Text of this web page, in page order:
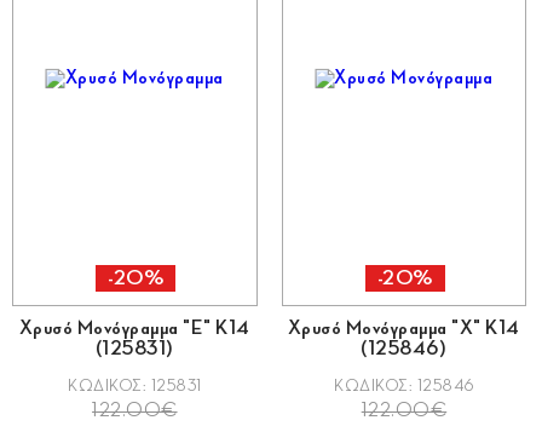
-20%
Χρυσό Μονόγραμμα "Ε" Κ14
(125831)
ΚΩΔΙΚΟΣ: 125831
122.00€
-20%
Χρυσό Μονόγραμμα "Χ" Κ14
(125846)
ΚΩΔΙΚΟΣ: 125846
122.00€